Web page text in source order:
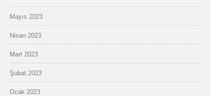
Mayıs 2023
Nisan 2023
Mart 2023
Şubat 2023
Ocak 2023